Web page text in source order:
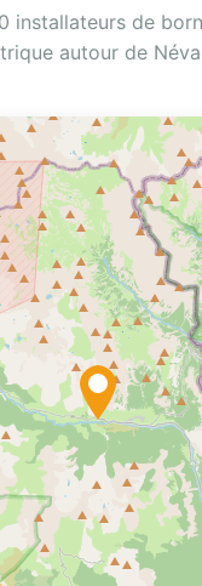
installateurs de
autour de